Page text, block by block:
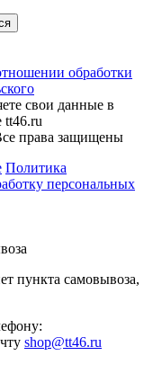
обработки
свои данные в
tt46.ru
права защищены
Политика
персональных
пункта самовывоза,
shop@tt46.ru